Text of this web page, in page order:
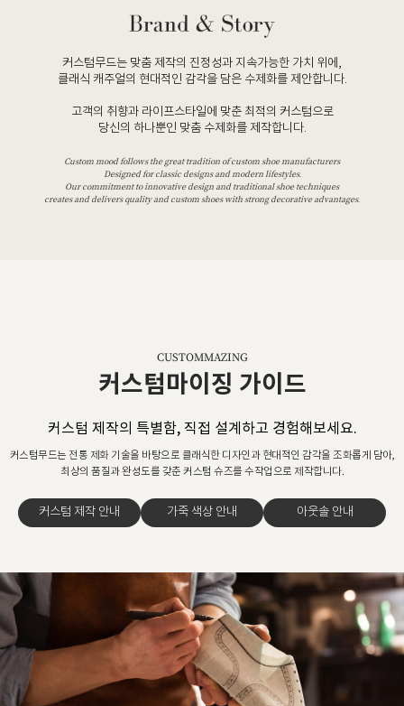
커스텀무드는 맞춤 제작의 진정성과 지속가능한 가치 위에,
클래식 캐주얼의 현대적인 감각을 담은 수제화를 제안합니다.
고객의 취향과 라이프스타일에 맞춘 최적의 커스텀으로
당신의 하나뿐인 맞춤 수제화를 제작합니다.
Custom mood follows the great tradition of custom shoe manufacturers
Designed for classic designs and modern lifestyles.
Our commitment to innovative design and traditional shoe techniques
creates and delivers quality and custom shoes with strong decorative advantages.
CUSTOMMAZING
커스텀마이징 가이드
커스텀 제작의 특별함, 직접 설계하고 경험해보세요.
커스텀무드는 전통 제화 기술을 바탕으로 클래식한 디자인과 현대적인 감각을 조화롭게 담아,
최상의 품질과 완성도를 갖춘 커스텀 슈즈를 수작업으로 제작합니다.
커스텀 제작 안내 가죽 색상 안내 아웃솔 안내